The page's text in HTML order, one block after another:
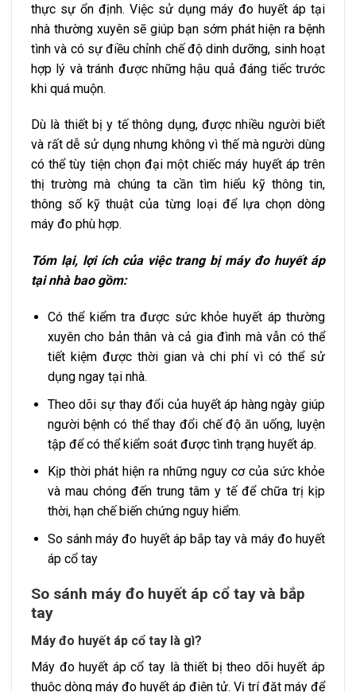
thực sự ổn định. Việc sử dụng máy đo huyết áp tại
nhà thường xuyên sẽ giúp bạn sớm phát hiện ra bệnh
tình và có sự điều chỉnh chế độ dinh dưỡng, sinh hoạt
hợp lý và tránh được những hậu quả đáng tiếc trước
khi quá muộn.
Dù là thiết bị y tế thông dụng, được nhiều người biết
và rất dễ sử dụng nhưng không vì thế mà người dùng
có thể tùy tiện chọn đại một chiếc máy huyết áp trên
thị trường mà chúng ta cần tìm hiểu kỹ thông tin,
thông số kỹ thuật của từng loại để lựa chọn dòng
máy đo phù hợp.
Tóm lại, lợi ích của việc trang bị máy đo huyết áp
tại nhà bao gồm:
Có thể kiểm tra được sức khỏe huyết áp thường
xuyên cho bản thân và cả gia đình mà vẫn có thể
tiết kiệm được thời gian và chi phí vì có thể sử
dụng ngay tại nhà.
Theo dõi sự thay đổi của huyết áp hàng ngày giúp
người bệnh có thể thay đổi chế độ ăn uống, luyện
tập để có thể kiểm soát được tình trạng huyết áp.
Kịp thời phát hiện ra những nguy cơ của sức khỏe
và mau chóng đến trung tâm y tế để chữa trị kịp
thời, hạn chế biến chứng nguy hiểm.
So sánh máy đo huyết áp bắp tay và máy đo huyết
áp cổ tay
So sánh máy đo huyết áp cổ tay và bắp
tay
Máy đo huyết áp cổ tay là gì?
Máy đo huyết áp cổ tay là thiết bị theo dõi huyết áp
thuộc dòng máy đo huyết áp điện tử. Vị trí đặt máy để